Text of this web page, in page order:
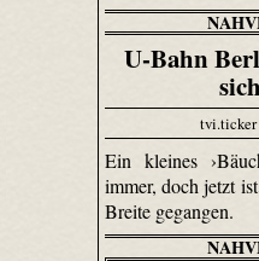
U-Bahn
tvi.ticker
Ein kleines
immer, doch jetzt
Breite gegangen.